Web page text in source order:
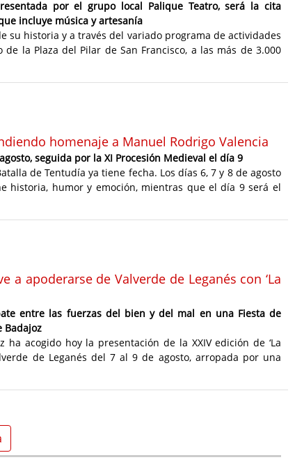
por el grupo local Palique Teatro, será la cita
incluye música y artesanía
su historia y a través del variado programa de actividades
la Plaza del Pilar de San Francisco, a las más de 3.000
homenaje a Manuel Rodrigo Valencia
seguida por la XI Procesión Medieval el día 9
de Tentudía ya tiene fecha. Los días 6, 7 y 8 de agosto
historia, humor y emoción, mientras que el día 9 será el
apoderarse de Valverde de Leganés con ‘La
entre las fuerzas del bien y del mal en una Fiesta de
Badajoz
acogido hoy la presentación de la XXIV edición de ‘La
de Leganés del 7 al 9 de agosto, arropada por una